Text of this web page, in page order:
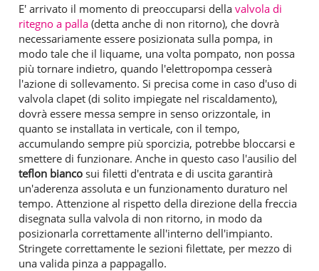
E' arrivato il momento di preoccuparsi della valvola di
ritegno a palla (detta anche di non ritorno), che dovrà
necessariamente essere posizionata sulla pompa, in
modo tale che il liquame, una volta pompato, non possa
più tornare indietro, quando l'elettropompa cesserà
l'azione di sollevamento. Si precisa come in caso d'uso di
valvola clapet (di solito impiegate nel riscaldamento),
dovrà essere messa sempre in senso orizzontale, in
quanto se installata in verticale, con il tempo,
accumulando sempre più sporcizia, potrebbe bloccarsi e
smettere di funzionare. Anche in questo caso l'ausilio del
teflon bianco sui filetti d'entrata e di uscita garantirà
un'aderenza assoluta e un funzionamento duraturo nel
tempo. Attenzione al rispetto della direzione della freccia
disegnata sulla valvola di non ritorno, in modo da
posizionarla correttamente all'interno dell'impianto.
Stringete correttamente le sezioni filettate, per mezzo di
una valida pinza a pappagallo.